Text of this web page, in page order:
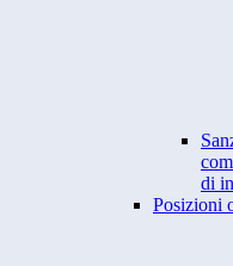
di
Posizioni